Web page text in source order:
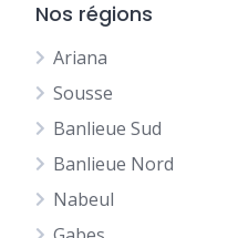
Nos régions
Ariana
Sousse
Banlieue Sud
Banlieue Nord
Nabeul